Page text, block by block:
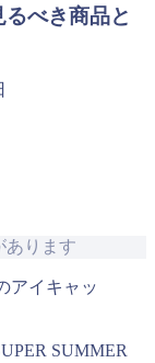
べき商品と
あります
SUMMER